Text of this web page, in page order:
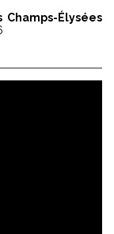
Élysées